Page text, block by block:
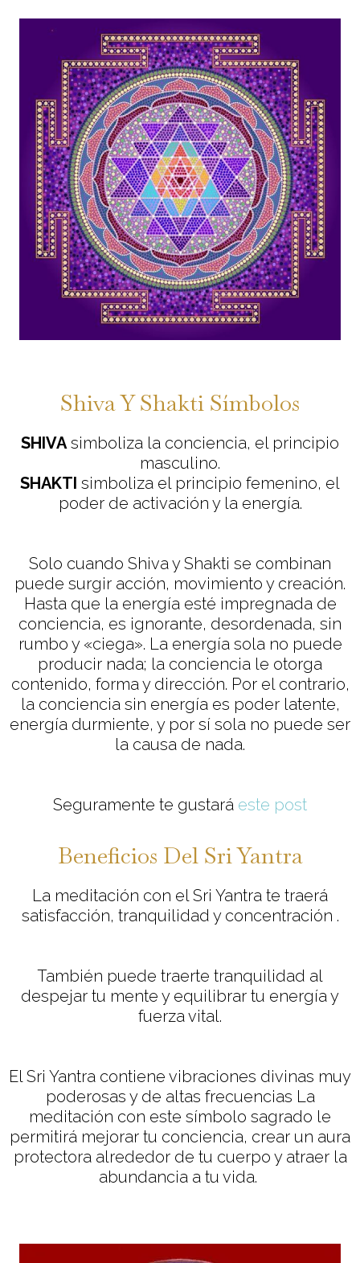
Shiva Y Shakti Símbolos
SHIVAsimboliza la conciencia, el principio
masculino.
SHAKTI simboliza el principio femenino, el
poder de activación y la energía.
Solo cuando Shiva y Shakti se combinan
puede surgir acción, movimiento y creación.
Hasta que la energía esté impregnada de
conciencia, es ignorante, desordenada, sin
rumbo y «ciega». La energía sola no puede
producir nada; la conciencia le otorga
contenido, forma y dirección. Por el contrario,
la conciencia sin energía es poder latente,
energía durmiente, y por sí sola no puede ser
la causa de nada.
Seguramente te gustará este post
Beneficios Del Sri Yantra
La meditación con el Sri Yantra te traerá
satisfacción, tranquilidad y concentración .
También puede traerte tranquilidad al
despejar tu mente y equilibrar tu energía y
fuerza vital.
El Sri Yantra contiene vibraciones divinas muy
poderosas y de altas frecuencias La
meditación con este símbolo sagrado le
permitirá mejorar tu conciencia, crear un aura
protectora alrededor de tu cuerpo y atraer la
abundancia a tu vida.